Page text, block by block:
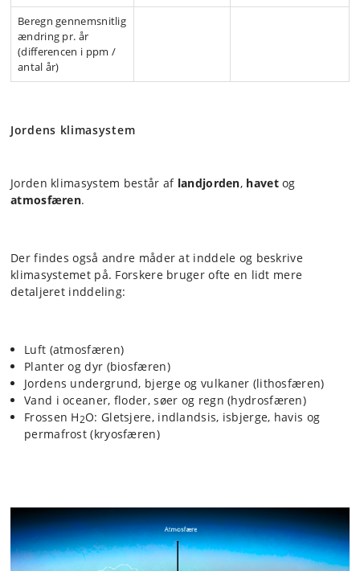
Beregn gennemsnitlig
ændring pr. år
(differencen i ppm /
antal år)
Jordens klimasystem
Jorden klimasystem består aflandjorden, havetog
atmosfæren.
Der findes også andre måder at inddele og beskrive
klimasystemet på. Forskere bruger ofte en lidt mere
detaljeret inddeling:
Luft (atmosfæren)
Planter og dyr (biosfæren)
Jordens undergrund, bjerge og vulkaner (lithosfæren)
Vand i oceaner, floder, søer og regn (hydrosfæren)
Frossen H2O: Gletsjere, indlandsis, isbjerge, havis og
permafrost (kryosfæren)